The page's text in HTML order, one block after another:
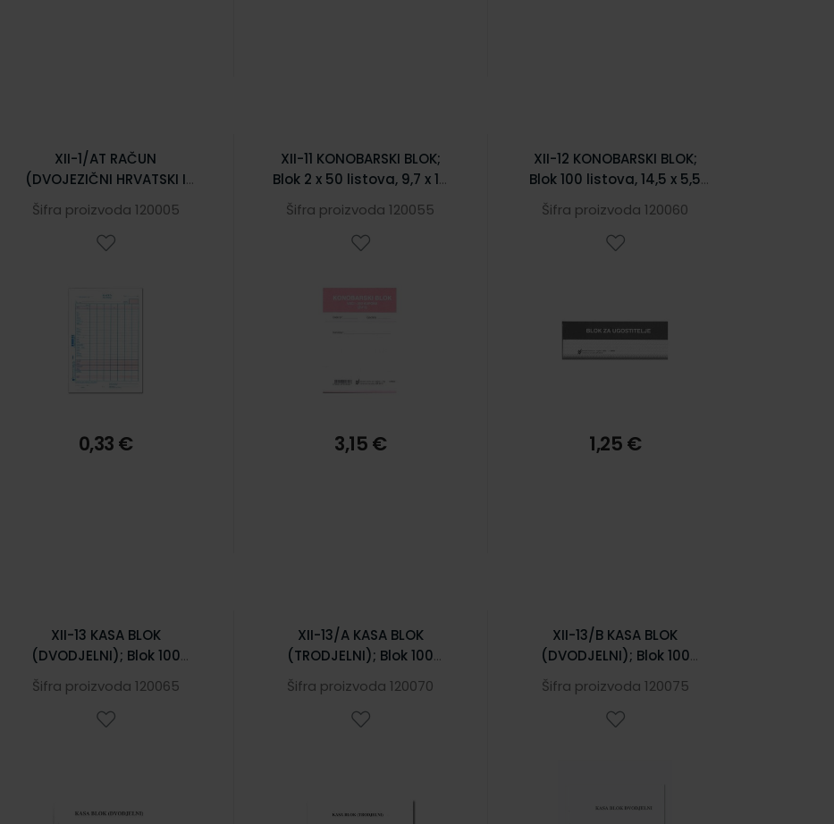
XII-1/AT RAČUN
(DVOJEZIČNI HRVATSKI I
NJEMAČKI); Arak, 14,8 x 21
cm
Šifra proizvoda 120005
0,33 €
XII-11 KONOBARSKI BLOK;
Blok 2 x 50 listova, 9,7 x 14
Šifra proizvoda 120055
3,15 €
XII-12 KONOBARSKI BLOK;
Blok 100 listova, 14,5 x 5,5
Šifra proizvoda 120060
1,25 €
XII-13 KASA BLOK
(DVODJELNI); Blok 100
Šifra proizvoda 120065
XII-13/A KASA BLOK
(TRODJELNI); Blok 100
Šifra proizvoda 120070
XII-13/B KASA BLOK
(DVODJELNI); Blok 100
Šifra proizvoda 120075